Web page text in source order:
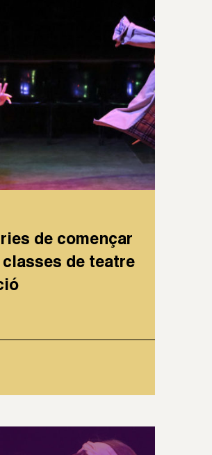
de començar
de teatre